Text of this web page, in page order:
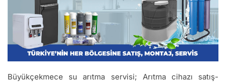
Büyükçekmece su arıtma servisi; Arıtma cihazı satış-